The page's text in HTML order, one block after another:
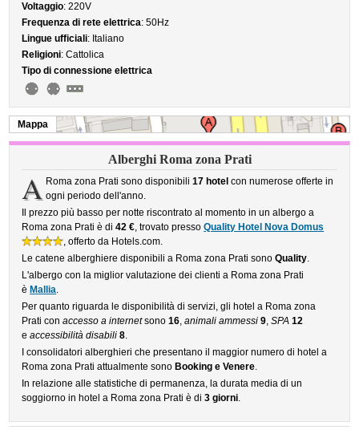
Voltaggio: 220V
Frequenza di rete elettrica: 50Hz
Lingue ufficiali: Italiano
Religioni: Cattolica
Tipo di connessione elettrica
Mappa
Alberghi Roma zona Prati
A Roma zona Prati sono disponibili 17 hotel con numerose offerte in
ogni periodo dell'anno.
Il prezzo più basso per notte riscontrato al momento in un albergo a
Roma zona Prati è di42 €, trovato pressoQuality Hotel Nova Domus
, offerto da Hotels.com.
Le catene alberghiere disponibili a Roma zona Prati sonoQuality.
L'albergo con la miglior valutazione dei clienti a Roma zona Prati
è Mallia.
Per quanto riguarda le disponibilità di servizi, gli hotel a Roma zona
Prati conaccesso a internetsono16,animali ammessi 9,SPA 12
eaccessibilità disabili 8.
I consolidatori alberghieri che presentano il maggior numero di hotel a
Roma zona Prati attualmente sono Booking e Venere.
In relazione alle statistiche di permanenza, la durata media di un
soggiorno in hotel a Roma zona Prati è di3 giorni.